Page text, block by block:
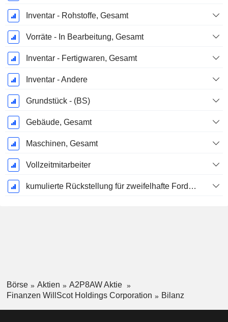
Inventar - Rohstoffe, Gesamt
Vorräte - In Bearbeitung, Gesamt
Inventar - Fertigwaren, Gesamt
Inventar - Andere
Grundstück - (BS)
Gebäude, Gesamt
Maschinen, Gesamt
Vollzeitmitarbeiter
kumulierte Rückstellung für zweifelhafte Forderungen (Zusatz)
Börse Aktien
A2P8AW Aktie
Finanzen WillScot Holdings Corporation
Bilanz